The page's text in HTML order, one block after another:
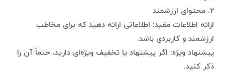
۲. محتوای ارزشمند
ارائه اطلاعات مفید: اطلاعاتی ارائه دهید که برای مخاطب
ارزشمند و کاربردی باشد.
پیشنهاد ویژه: اگر پیشنهاد یا تخفیف ویژه‌ای دارید، حتماً آن را
ذکر کنید.